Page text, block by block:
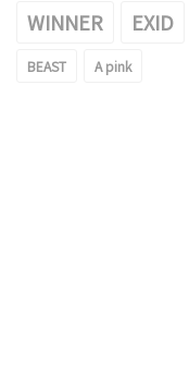
WINNER
EXID
BEAST A pink